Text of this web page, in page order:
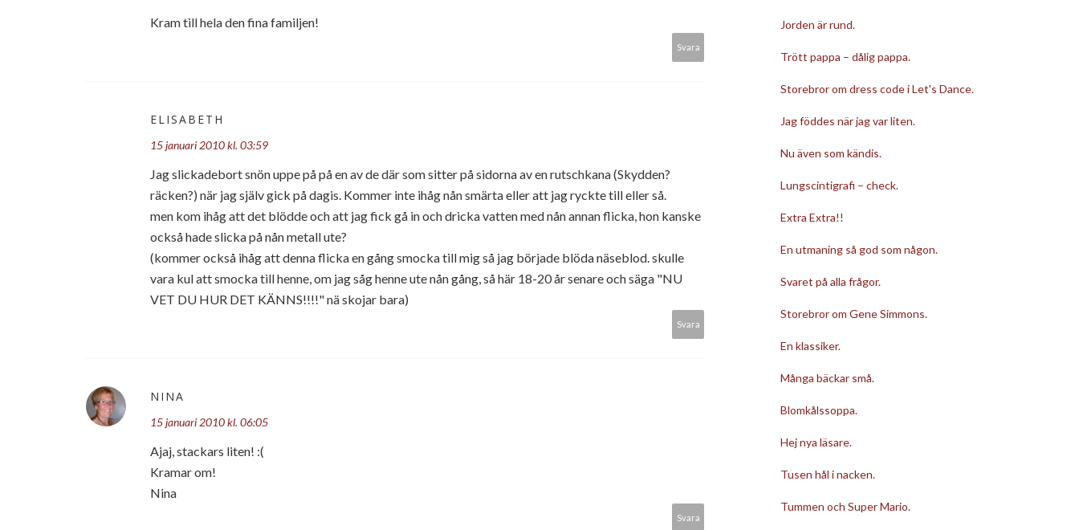
Kram till hela den fina familjen!
Svara
ELISABETH
15 januari 2010 kl. 03:59
Jag slickadebort snön uppe på på en av de där som sitter på sidorna av en rutschkana (Skydden?
räcken?) när jag själv gick på dagis. Kommer inte ihåg nån smärta eller att jag ryckte till eller så.
men kom ihåg att det blödde och att jag fick gå in och dricka vatten med nån annan flicka, hon kanske
också hade slicka på nån metall ute?
(kommer också ihåg att denna flicka en gång smocka till mig så jag började blöda näseblod. skulle
vara kul att smocka till henne, om jag såg henne ute nån gång, så här 18-20 år senare och säga "NU
VET DU HUR DET KÄNNS!!!!" nä skojar bara)
Svara
NINA
15 januari 2010 kl. 06:05
Ajaj, stackars liten! :(
Kramar om!
Nina
Svara
Jorden är rund.
Trött pappa – dålig pappa.
Storebror om dress code i Let's Dance.
Jag föddes när jag var liten.
Nu även som kändis.
Lungscintigrafi – check.
Extra Extra!!
En utmaning så god som någon.
Svaret på alla frågor.
Storebror om Gene Simmons.
En klassiker.
Många bäckar små.
Blomkålssoppa.
Hej nya läsare.
Tusen hål i nacken.
Tummen och Super Mario.